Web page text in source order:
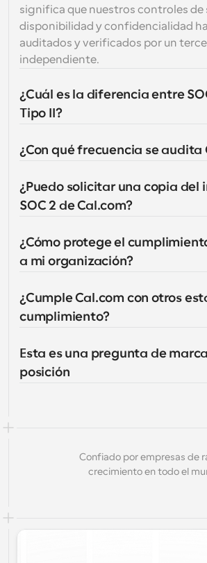
significa que nuestros controles de
disponibilidad y confidencialidad
auditados y verificados por un
independiente.
¿Cuál es la diferencia entre
Tipo II?
¿Con qué frecuencia se audita
¿Puedo solicitar una copia del
SOC 2 de Cal.com?
¿Cómo protege el
a mi organización?
¿Cumple Cal.com con otros
cumplimiento?
Esta es una pregunta de
posición
Confiado por empresas de
crecimiento en todo el